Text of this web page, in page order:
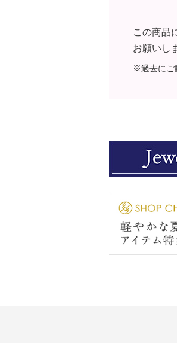
この商品
お願いし
※過去にご